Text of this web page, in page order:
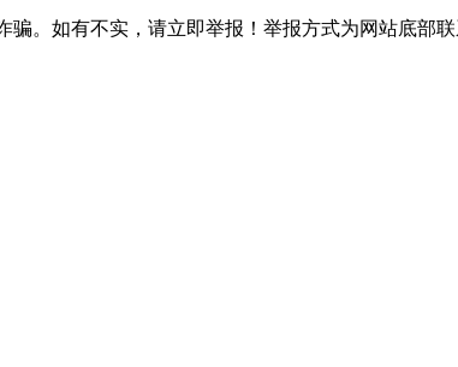
骗。如有不实，请立即举报！举报方式为网站底部